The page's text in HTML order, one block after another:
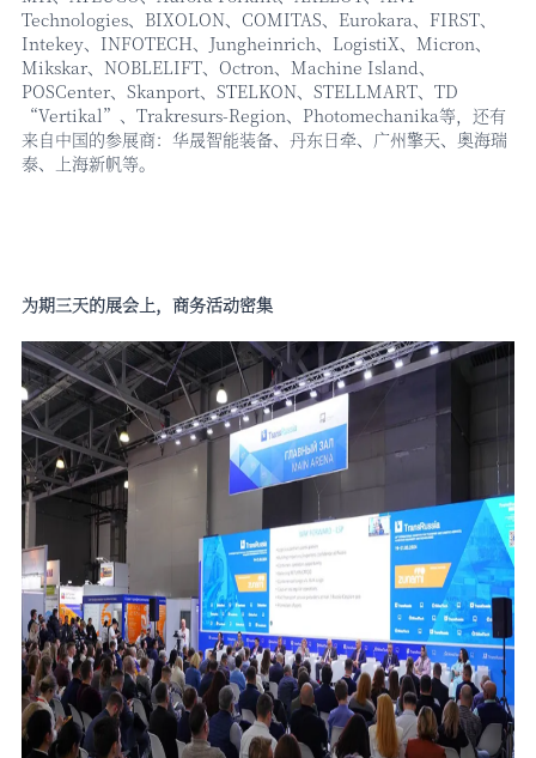
Technologies、BIXOLON、COMITAS、Eurokara、FIRST、
Intekey、INFOTECH、Jungheinrich、LogistiX、Micron、
Mikskar、NOBLELIFT、Octron、Machine Island、
POSCenter、Skanport、STELKON、STELLMART、TD
“Vertikal”、Trakresurs-Region、Photomechanika等，还有
来自中国的参展商：华晟智能装备、丹东日牵、广州擎天、奥海瑞
泰、上海新帆等。
为期三天的展会上，商务活动密集